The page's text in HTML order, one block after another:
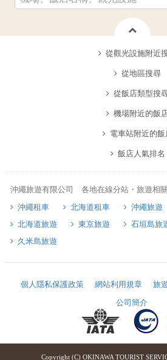
從觀光設施附近
從地區搜尋
從飯店類型搜
機場附近的飯
電車站附近的飯
飯店人氣排名
沖繩旅遊有限公司 各地在線分站・旅遊相
沖繩租車
北海道租車 沖繩旅遊
北海道旅遊
東京旅遊 石垣島旅
久米島旅遊
個人隱私保護政策 網站利用規章 旅
公司簡介
Copyright (C) OKINAWA TOURIST